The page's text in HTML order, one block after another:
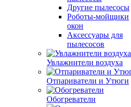
Другие пылесосы
Роботы-мойщики
окон
Аксессуары для
пылесосов
Увлажнители воздуха
Отпариватели и Утюги
Обогреватели